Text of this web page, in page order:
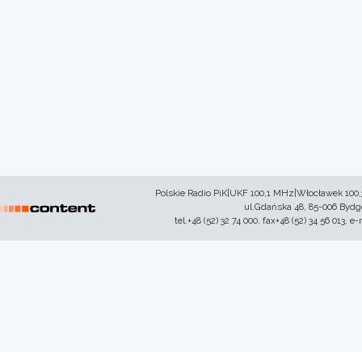
Polskie Radio PiK|UKF 100,1 MHz|Włocławek
ul.Gdańska 48, 85-006
tel.+48 (52) 32 74 000, fax+48 (52) 34 56 013,